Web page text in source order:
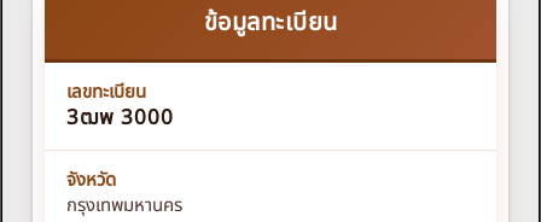
ข้อมูลทะเบียน
เลขทะเบียน
3ฒพ 3000
จังหวัด
กรุงเทพมหานคร